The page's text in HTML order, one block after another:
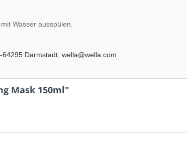
Wasser ausspülen.
Darmstadt, wella@wella.com
Mask 150ml"